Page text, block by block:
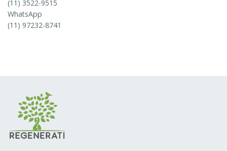
(11) 3522-9515
WhatsApp
(11) 97232-8741